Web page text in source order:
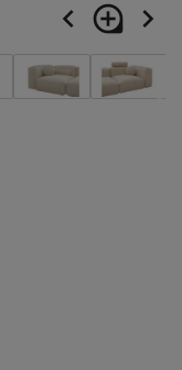
navigate_before loupe navigate_next